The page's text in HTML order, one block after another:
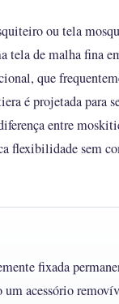
ou tela
tela de malha fina
que
é projetada para
entre
flexibilidade sem
fixada
acessório